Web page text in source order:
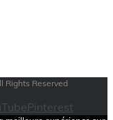
Rights Reserved
Pinterest